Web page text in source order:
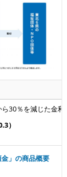
30％を減じた金利
）
」の商品概要